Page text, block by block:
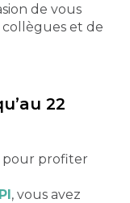
de vous
collègues et de
22
pour profiter
, vous avez